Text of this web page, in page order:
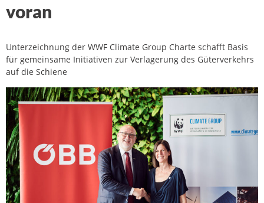
voran
Unterzeichnung der WWF Climate Group Charte schafft Basis
für gemeinsame Initiativen zur Verlagerung des Güterverkehrs
auf die Schiene